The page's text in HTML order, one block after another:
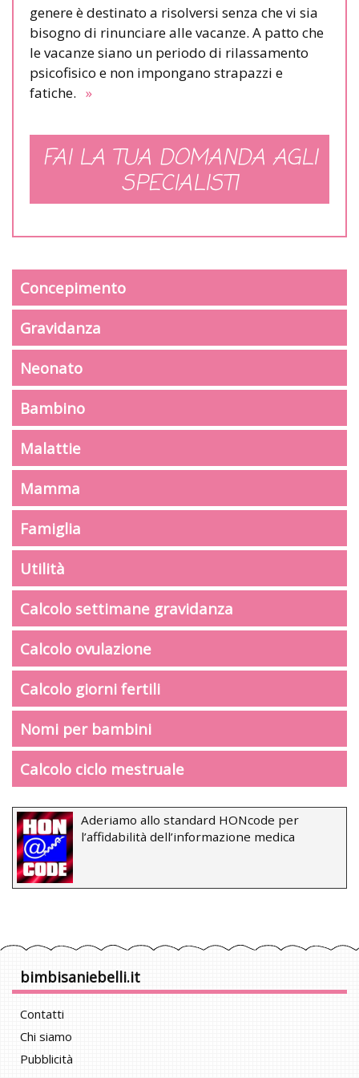
genere è destinato a risolversi senza che vi sia
bisogno di rinunciare alle vacanze. A patto che
le vacanze siano un periodo di rilassamento
psicofisico e non impongano strapazzi e
fatiche. »
FAI LA TUA DOMANDA AGLI
SPECIALISTI
Concepimento
Gravidanza
Neonato
Bambino
Malattie
Mamma
Famiglia
Utilità
Calcolo settimane gravidanza
Calcolo ovulazione
Calcolo giorni fertili
Nomi per bambini
Calcolo ciclo mestruale
Aderiamo allo standard HONcode per
l’affidabilità dell’informazione medica
bimbisaniebelli.it
Contatti
Chi siamo
Pubblicità